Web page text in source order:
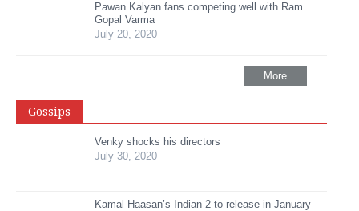
Pawan Kalyan fans competing well with Ram
Gopal Varma
July 20, 2020
More
Gossips
Venky shocks his directors
July 30, 2020
Kamal Haasan’s Indian 2 to release in January